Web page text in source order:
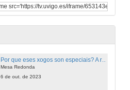
Deseño da Narrativa en Videoxogos a través das mecánicas e a estética
Mesa Redonda
6 de out. de 2023